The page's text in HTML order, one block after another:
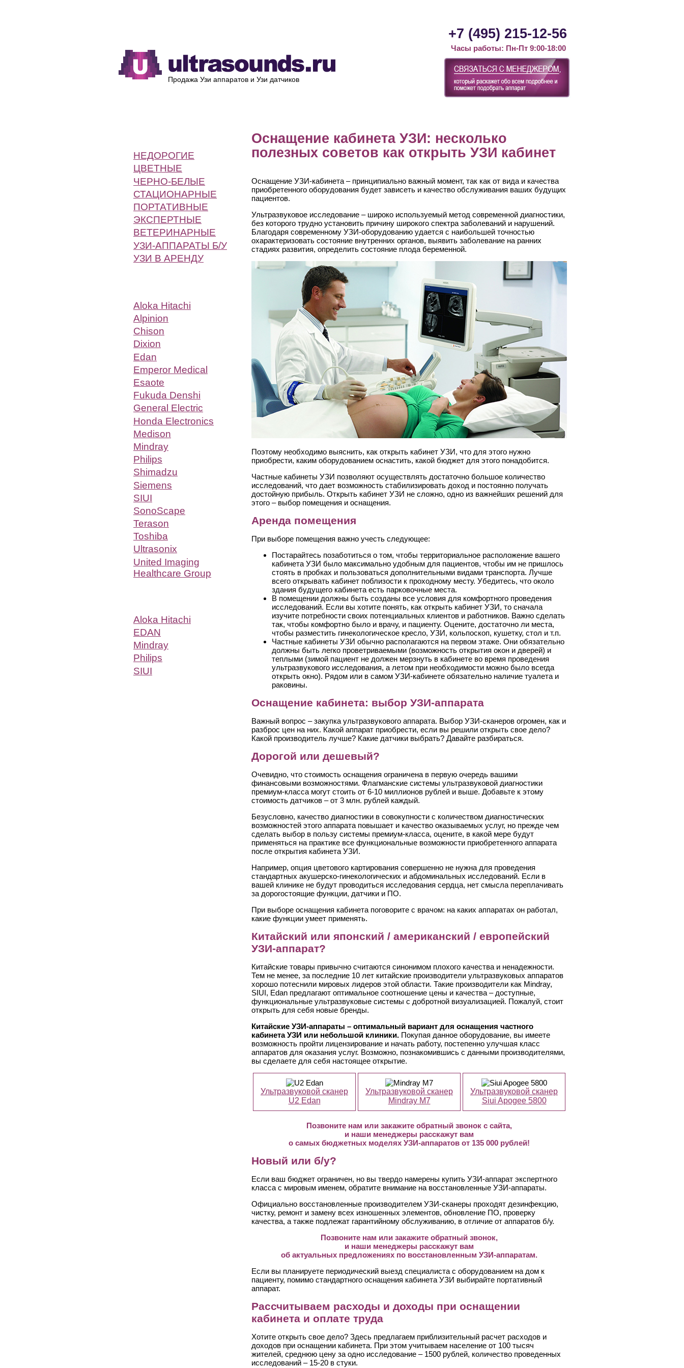
+7 (495) 215-12-56
Часы работы: Пн-Пт 9:00-18:00
Продажа Узи аппаратов и Узи датчиков
НЕДОРОГИЕ
ЦВЕТНЫЕ
ЧЕРНО-БЕЛЫЕ
СТАЦИОНАРНЫЕ
ПОРТАТИВНЫЕ
ЭКСПЕРТНЫЕ
ВЕТЕРИНАРНЫЕ
УЗИ-АППАРАТЫ Б/У
УЗИ В АРЕНДУ
Aloka Hitachi
Alpinion
Chison
Dixion
Edan
Emperor Medical
Esaote
Fukuda Denshi
General Electric
Honda Electronics
Medison
Mindray
Philips
Shimadzu
Siemens
SIUI
SonoScape
Terason
Toshiba
Ultrasonix
United Imaging
Healthcare Group
Aloka Hitachi
EDAN
Mindray
Philips
SIUI
Оснащение кабинета УЗИ: несколько
полезных советов как открыть УЗИ кабинет
Оснащение УЗИ-кабинета – принципиально важный момент, так как от вида и качества
приобретенного оборудования будет зависеть и качество обслуживания ваших будущих
пациентов.
Ультразвуковое исследование – широко используемый метод современной диагностики,
без которого трудно установить причину широкого спектра заболеваний и нарушений.
Благодаря современному УЗИ-оборудованию удается с наибольшей точностью
охарактеризовать состояние внутренних органов, выявить заболевание на ранних
стадиях развития, определить состояние плода беременной.
Поэтому необходимо выяснить, как открыть кабинет УЗИ, что для этого нужно
приобрести, каким оборудованием оснастить, какой бюджет для этого понадобится.
Частные кабинеты УЗИ позволяют осуществлять достаточно большое количество
исследований, что дает возможность стабилизировать доход и постоянно получать
достойную прибыль. Открыть кабинет УЗИ не сложно, одно из важнейших решений для
этого – выбор помещения и оснащения.
Аренда помещения
При выборе помещения важно учесть следующее:
Постарайтесь позаботиться о том, чтобы территориальное расположение вашего
кабинета УЗИ было максимально удобным для пациентов, чтобы им не пришлось
стоять в пробках и пользоваться дополнительными видами транспорта. Лучше
всего открывать кабинет поблизости к проходному месту. Убедитесь, что около
здания будущего кабинета есть парковочные места.
В помещении должны быть созданы все условия для комфортного проведения
исследований. Если вы хотите понять, как открыть кабинет УЗИ, то сначала
изучите потребности своих потенциальных клиентов и работников. Важно сделать
так, чтобы комфортно было и врачу, и пациенту. Оцените, достаточно ли места,
чтобы разместить гинекологическое кресло, УЗИ, кольпоскоп, кушетку, стол и т.п.
Частные кабинеты УЗИ обычно располагаются на первом этаже. Они обязательно
должны быть легко проветриваемыми (возможность открытия окон и дверей) и
теплыми (зимой пациент не должен мерзнуть в кабинете во время проведения
ультразвукового исследования, а летом при необходимости можно было всегда
открыть окно). Рядом или в самом УЗИ-кабинете обязательно наличие туалета и
раковины.
Оснащение кабинета: выбор УЗИ-аппарата
Важный вопрос – закупка ультразвукового аппарата. Выбор УЗИ-сканеров огромен, как и
разброс цен на них. Какой аппарат приобрести, если вы решили открыть свое дело?
Какой производитель лучше? Какие датчики выбрать? Давайте разбираться.
Дорогой или дешевый?
Очевидно, что стоимость оснащения ограничена в первую очередь вашими
финансовыми возможностями. Флагманские системы ультразвуковой диагностики
премиум-класса могут стоить от 6-10 миллионов рублей и выше. Добавьте к этому
стоимость датчиков – от 3 млн. рублей каждый.
Безусловно, качество диагностики в совокупности с количеством диагностических
возможностей этого аппарата повышает и качество оказываемых услуг, но прежде чем
сделать выбор в пользу системы премиум-класса, оцените, в какой мере будут
применяться на практике все функциональные возможности приобретенного аппарата
после открытия кабинета УЗИ.
Например, опция цветового картирования совершенно не нужна для проведения
стандартных акушерско-гинекологических и абдоминальных исследований. Если в
вашей клинике не будут проводиться исследования сердца, нет смысла переплачивать
за дорогостоящие функции, датчики и ПО.
При выборе оснащения кабинета поговорите с врачом: на каких аппаратах он работал,
какие функции умеет применять.
Китайский или японский / американский / европейский
УЗИ-аппарат?
Китайские товары привычно считаются синонимом плохого качества и ненадежности.
Тем не менее, за последние 10 лет китайские производители ультразвуковых аппаратов
хорошо потеснили мировых лидеров этой области. Такие производители как Mindray,
SIUI, Edan предлагают оптимальное соотношение цены и качества – доступные,
функциональные ультразвуковые системы с добротной визуализацией. Пожалуй, стоит
открыть для себя новые бренды.
Китайские УЗИ-аппараты – оптимальный вариант для оснащения частного
кабинета УЗИ или небольшой клиники. Покупая данное оборудование, вы имеете
возможность пройти лицензирование и начать работу, постепенно улучшая класс
аппаратов для оказания услуг. Возможно, познакомившись с данными производителями,
вы сделаете для себя настоящее открытие.
Ультразвуковой сканер
U2 Edan
Ультразвуковой сканер
Mindray M7
Ультразвуковой сканер
Siui Apogee 5800
Позвоните нам или закажите обратный звонок с сайта,
и наши менеджеры расскажут вам
о самых бюджетных моделях УЗИ-аппаратов от 135 000 рублей!
Новый или б/у?
Если ваш бюджет ограничен, но вы твердо намерены купить УЗИ-аппарат экспертного
класса с мировым именем, обратите внимание на восстановленные УЗИ-аппараты.
Официально восстановленные производителем УЗИ-сканеры проходят дезинфекцию,
чистку, ремонт и замену всех изношенных элементов, обновление ПО, проверку
качества, а также подлежат гарантийному обслуживанию, в отличие от аппаратов б/у.
Позвоните нам или закажите обратный звонок,
и наши менеджеры расскажут вам
об актуальных предложениях по восстановленным УЗИ-аппаратам.
Если вы планируете периодический выезд специалиста с оборудованием на дом к
пациенту, помимо стандартного оснащения кабинета УЗИ выбирайте портативный
аппарат.
Рассчитываем расходы и доходы при оснащении
кабинета и оплате труда
Хотите открыть свое дело? Здесь предлагаем приблизительный расчет расходов и
доходов при оснащении кабинета. При этом учитываем население от 100 тысяч
жителей, среднюю цену за одно исследование – 1500 рублей, количество проведенных
исследований – 15-20 в стуки.